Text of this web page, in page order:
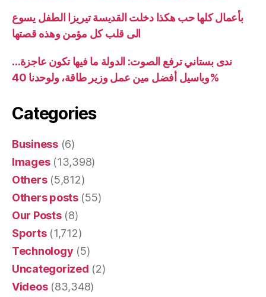
بأعمال كلها حب هكذا دخلت القديسة تيريزا الطفل يسوع
الى قلب كل مؤمن وهذه قصتها
ندى بستاني ترفع الصوت: الدولة ما فيها تكون عاجزة…
وباسيل أفضل مين عمل وزير طاقة، ولوحدنا 40%
Categories
Business(6)
Images(13,398)
Others(5,812)
Others posts(55)
Our Posts(8)
Sports(1,712)
Technology (5)
Uncategorized (2)
Videos(83,348)